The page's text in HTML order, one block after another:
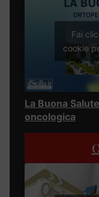
Fai
cookie
La Buona
oncologica